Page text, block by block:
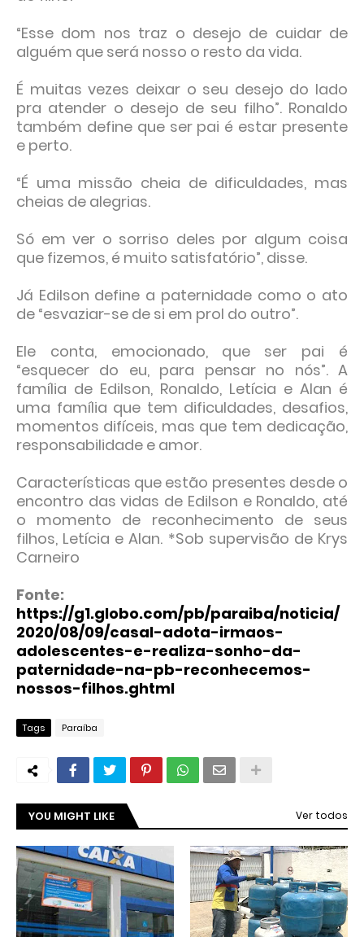
“Esse dom nos traz o desejo de cuidar de
alguém que será nosso o resto da vida.
É muitas vezes deixar o seu desejo do lado
pra atender o desejo de seu filho”. Ronaldo
também define que ser pai é estar presente
e perto.
“É uma missão cheia de dificuldades, mas
cheias de alegrias.
Só em ver o sorriso deles por algum coisa
que fizemos, é muito satisfatório”, disse.
Já Edilson define a paternidade como o ato
de “esvaziar-se de si em prol do outro”.
Ele conta, emocionado, que ser pai é
“esquecer do eu, para pensar no nós”. A
família de Edilson, Ronaldo, Letícia e Alan é
uma família que tem dificuldades, desafios,
momentos difíceis, mas que tem dedicação,
responsabilidade e amor.
Características que estão presentes desde o
encontro das vidas de Edilson e Ronaldo, até
o momento de reconhecimento de seus
filhos, Letícia e Alan. *Sob supervisão de Krys
Carneiro
Fonte:
https://g1.globo.com/pb/paraiba/noticia/
2020/08/09/casal-adota-irmaos-
adolescentes-e-realiza-sonho-da-
paternidade-na-pb-reconhecemos-
nossos-filhos.ghtml
Tags Paraíba
YOU MIGHT LIKE Ver todos